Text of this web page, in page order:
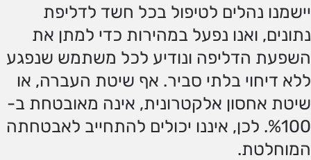
יישמנו נהלים לטיפול בכל חשד לדליפת
נתונים, ואנו נפעל במהירות כדי למתן את
השפעת הדליפה ונודיע לכל משתמש שנפגע
ללא דיחוי בלתי סביר. אף שיטת העברה, או
שיטת אחסון אלקטרונית, אינה מאובטחת ב-
%100. לכן, איננו יכולים להתחייב לאבטחתה
המוחלטת.